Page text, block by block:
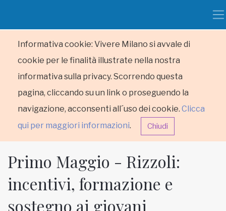
Informativa cookie: Vivere Milano si avvale di
cookie per le finalità illustrate nella nostra
informativa sulla privacy. Scorrendo questa
pagina, cliccando su un link o proseguendo la
navigazione, acconsenti all´uso dei cookie. Clicca
qui per maggiori informazioni. Chiudi
HOME
Primo Maggio - Rizzoli:
incentivi, formazione e
sostegno ai giovani